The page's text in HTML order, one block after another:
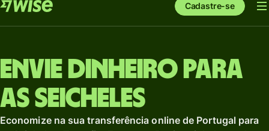
Cadastre-se
Envie dinheiro para
as Seicheles
Economize na sua transferência online de Portugal para